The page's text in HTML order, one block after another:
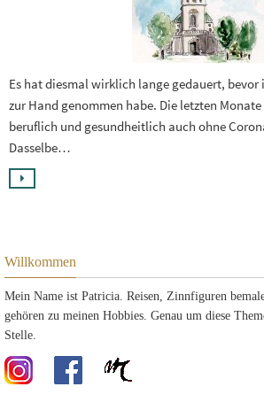
Es hat diesmal wirklich lange gedauert, bevor
zur Hand genommen habe. Die letzten
beruflich und gesundheitlich auch ohne
Dasselbe…
Willkommen
Mein Name ist Patricia. Reisen, Zinnfiguren
gehören zu meinen Hobbies. Genau um diese
Stelle.